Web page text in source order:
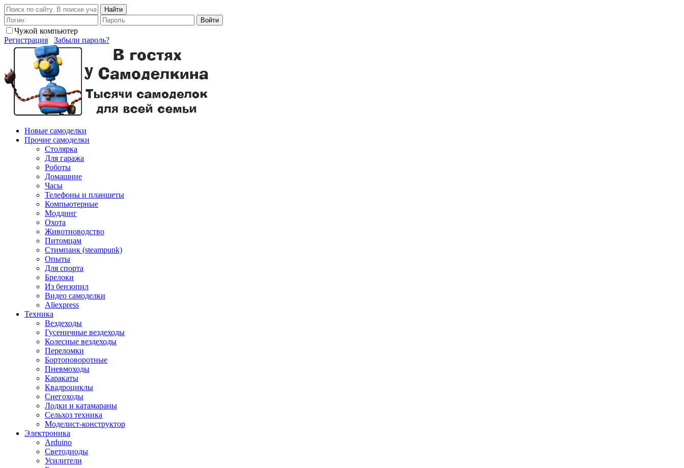
Найти
Войти
Чужой компьютер
Регистрация
Забыли пароль?
Новые самоделки
Прочие самоделки
Столярка
Для гаража
Роботы
Домашние
Часы
Телефоны и планшеты
Компьютерные
Моддинг
Охота
Животноводство
Питомцам
Стимпанк (steampunk)
Опыты
Для спорта
Брелоки
Из бензопил
Видео самоделки
Aliexpress
Техника
Вездеходы
Гусеничные вездеходы
Колесные вездеходы
Переломки
Бортоповоротные
Пневмоходы
Каракаты
Квадроциклы
Снегоходы
Лодки и катамараны
Сельхоз техника
Моделист-конструктор
Электроника
Arduino
Светодиоды
Усилители